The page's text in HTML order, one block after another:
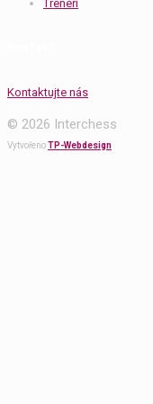
Trenéři
Kontaktujte nás
© 2026 Interchess
VytvořenoTP-Webdesign